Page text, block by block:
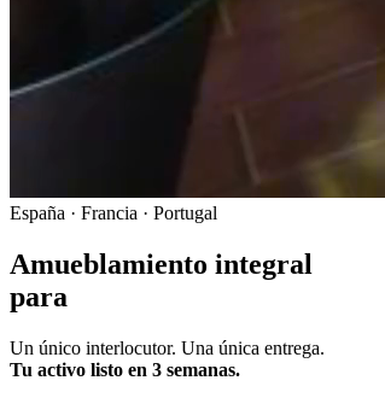
España · Francia · Portugal
Amueblamiento integral
para
Un único interlocutor. Una única entrega.
Tu activo listo en 3 semanas.